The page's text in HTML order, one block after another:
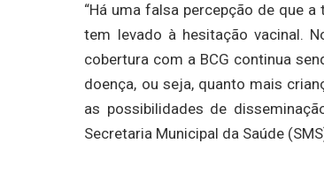
“Há uma falsa percepção de que
tem levado à hesitação vacinal.
cobertura com a BCG continua
doença, ou seja, quanto mais
as possibilidades de
Secretaria Municipal da Saúde